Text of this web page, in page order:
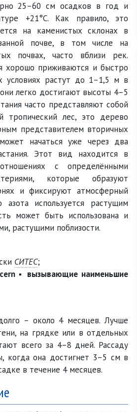
25–60 см осадков в год и
+21°C. Как правило, это
на каменистых склонах в
почве, в том числе на
почвах, часто вблизи рек.
хорошо приживаются и быстро
условиях растут до 1–1,5 м в
легко достигают высоты 4–5
часто представляют собой
тропический лес, это дерево
представителем вторичных
начаться уже через два
Этот вид находится в
с определёнными
которые образуют
и фиксируют атмосферный
азота используется растущим
может быть использована и
растущими поблизости.
СИТЕС;
▪ вызывающие наименьшие
– около 4 месяцев. Лучше
на грядке или в отдельных
всего за 4–8 дней. Рассаду
когда она достигнет 3–5 см в
в течение 4 месяцев.